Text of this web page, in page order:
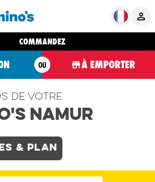
COMMANDEZ
OU À EMPORTER
de votre
Namur
& plan